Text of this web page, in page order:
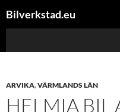
tillBilverkstad.eu
ARVIKA,VÄRMLANDS LÄN
HELMIA BIL